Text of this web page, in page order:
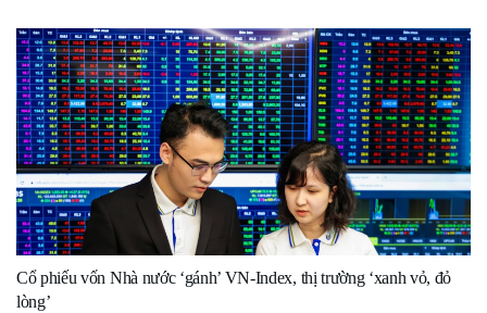
Cổ phiếu vốn Nhà nước ‘gánh’ VN-Index, thị trường ‘xanh vỏ, đỏ
lòng’